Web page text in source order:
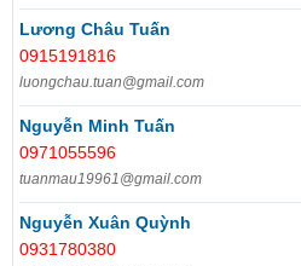
Lương Châu Tuấn
0915191816
luongchau.tuan@gmail.com
Nguyễn Minh Tuấn
0971055596
tuanmau19961@gmail.com
Nguyễn Xuân Quỳnh
0931780380